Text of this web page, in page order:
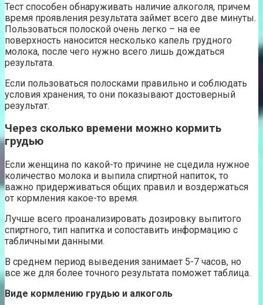
Тест способен обнаруживать наличие алкоголя, причем
время проявления результата займет всего две минуты.
Пользоваться полоской очень легко – на ее
поверхность наносится несколько капель грудного
молока, после чего нужно всего лишь дождаться
результата.
Если пользоваться полосками правильно и соблюдать
условия хранения, то они показывают достоверный
результат.
Через сколько времени можно кормить
грудью
Если женщина по какой-то причине не сцедила нужное
количество молока и выпила спиртной напиток, то
важно придерживаться общих правил и воздержаться
от кормления какое-то время.
Лучше всего проанализировать дозировку выпитого
спиртного, тип напитка и сопоставить информацию с
табличными данными.
В среднем период выведения занимает 5-7 часов, но
все же для более точного результата поможет таблица.
Виде кормлению грудью и алкоголь